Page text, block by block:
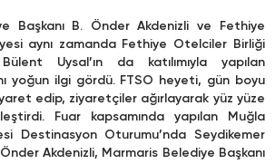
Başkanı B. Önder Akdenizli ve Fethiye
aynı zamanda Fethiye Otelciler Birliği
Uysal’ın da katılımıyla yapılan
yoğun ilgi gördü. FTSO heyeti, gün boyu
edip, ziyaretçiler ağırlayarak yüz yüze
Fuar kapsamında yapılan Muğla
Destinasyon Oturumu’nda Seydikemer
Akdenizli, Marmaris Belediye Başkanı